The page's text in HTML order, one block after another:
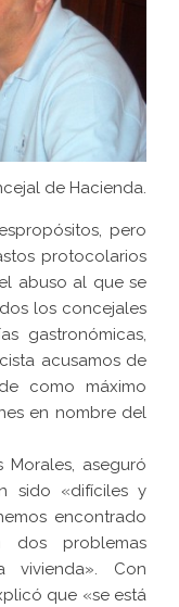
de Hacienda.
pero
protocolarios
abuso al que se
los concejales
gastronómicas,
acusamos de
como máximo
en nombre del
aseguró
sido «difíciles y
encontrado
dos problemas
vivienda». Con
que «se está